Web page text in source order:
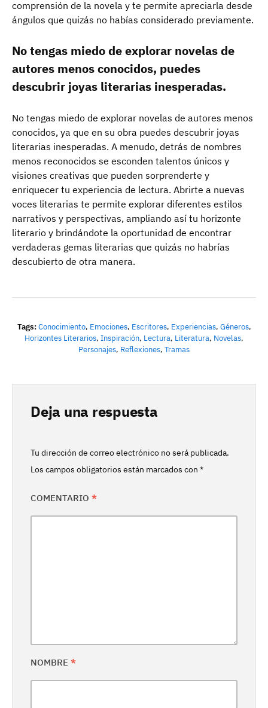
comprensión de la novela y te permite apreciarla desde
ángulos que quizás no habías considerado previamente.
No tengas miedo de explorar novelas de
autores menos conocidos, puedes
descubrir joyas literarias inesperadas.
No tengas miedo de explorar novelas de autores menos
conocidos, ya que en su obra puedes descubrir joyas
literarias inesperadas. A menudo, detrás de nombres
menos reconocidos se esconden talentos únicos y
visiones creativas que pueden sorprenderte y
enriquecer tu experiencia de lectura. Abrirte a nuevas
voces literarias te permite explorar diferentes estilos
narrativos y perspectivas, ampliando así tu horizonte
literario y brindándote la oportunidad de encontrar
verdaderas gemas literarias que quizás no habrías
descubierto de otra manera.
Tags: Conocimiento, Emociones, Escritores, Experiencias, Géneros,
Horizontes Literarios, Inspiración, Lectura, Literatura, Novelas,
Personajes, Reflexiones, Tramas
Deja una respuesta
Tu dirección de correo electrónico no será publicada.
Los campos obligatorios están marcados con *
COMENTARIO *
NOMBRE *